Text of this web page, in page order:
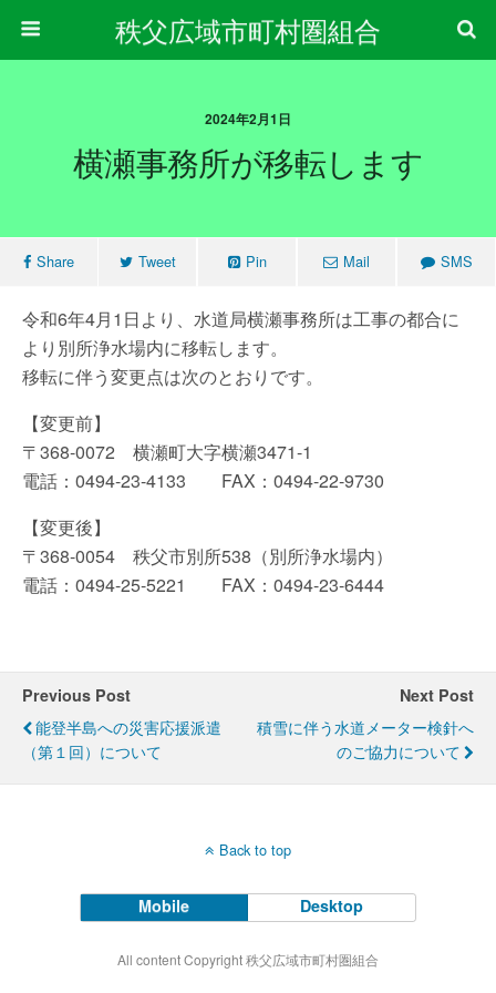
秩父広域市町村圏組合
2024年2月1日
横瀬事務所が移転します
Share Tweet Pin Mail SMS
令和6年4月1日より、水道局横瀬事務所は工事の都合に
より別所浄水場内に移転します。
移転に伴う変更点は次のとおりです。
【変更前】
〒368-0072 横瀬町大字横瀬3471-1
電話：0494-23-4133 FAX：0494-22-9730
【変更後】
〒368-0054 秩父市別所538（別所浄水場内）
電話：0494-25-5221 FAX：0494-23-6444
Previous Post
能登半島への災害応援派遣
（第１回）について
Next Post
積雪に伴う水道メーター検針へ
のご協力について
Back to top
Mobile Desktop
All content Copyright 秩父広域市町村圏組合